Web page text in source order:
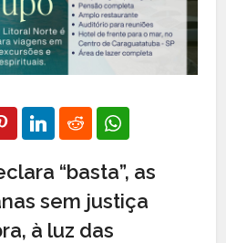
“basta”, as
sem justiça
à luz das